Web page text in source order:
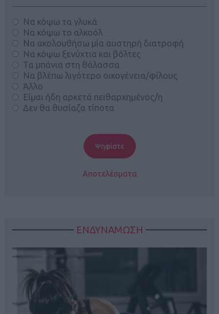
Να κόψω τα γλυκά
Να κόψω το αλκοόλ
Να ακολουθήσω μία αυστηρή διατροφή
Να κόψω ξενύχτια και βόλτες
Τα μπάνια στη θάλασσα
Να βλέπω λιγότερο οικογένεια/φίλους
Άλλο
Είμαι ήδη αρκετά πειθαρχημένος/η
Δεν θα θυσίαζα τίποτα
Αποτελέσματα
ΕΝΔΥΝΑΜΩΣΗ